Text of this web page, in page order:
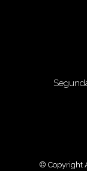
© Copyright